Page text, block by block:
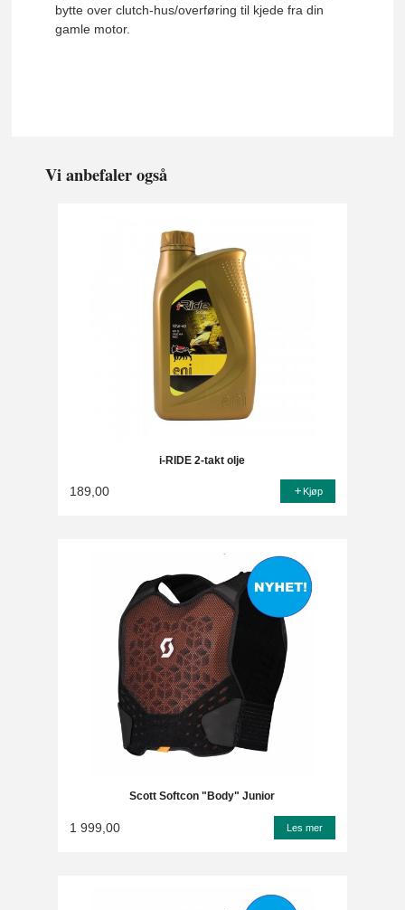
bytte over clutch-hus/overføring til kjede fra din
gamle motor.
Vi anbefaler også
i-RIDE 2-takt olje
189,00 Kjøp
Scott Softcon "Body" Junior
1 999,00 Les mer